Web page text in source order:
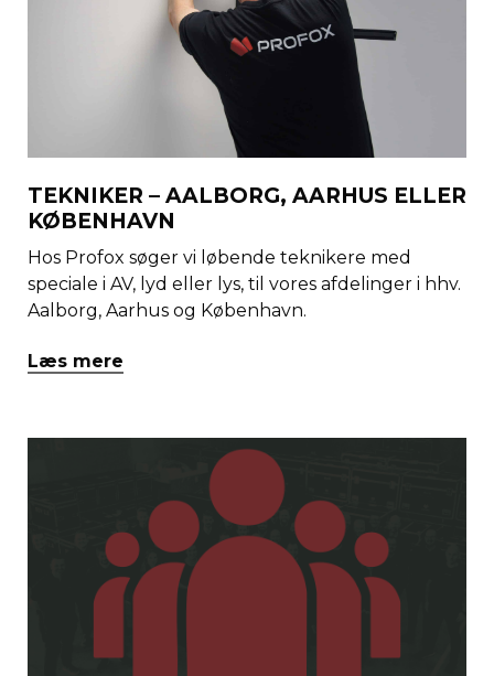
TEKNIKER – AALBORG, AARHUS ELLER
KØBENHAVN
Hos Profox søger vi løbende teknikere med
speciale i AV, lyd eller lys, til vores afdelinger i hhv.
Aalborg, Aarhus og København.
Læs mere